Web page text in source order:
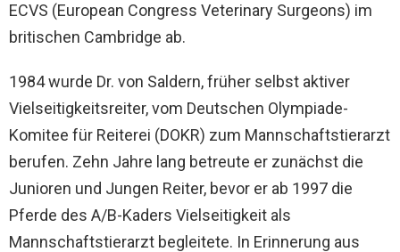
ECVS (European Congress Veterinary Surgeons) im
britischen Cambridge ab.
1984 wurde Dr. von Saldern, früher selbst aktiver
Vielseitigkeitsreiter, vom Deutschen Olympiade-
Komitee für Reiterei (DOKR) zum Mannschaftstierarzt
berufen. Zehn Jahre lang betreute er zunächst die
Junioren und Jungen Reiter, bevor er ab 1997 die
Pferde des A/B-Kaders Vielseitigkeit als
Mannschaftstierarzt begleitete. In Erinnerung aus